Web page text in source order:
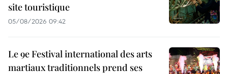
site touristique
05/08/2026 09:42
Le 9e Festival international des arts
martiaux traditionnels prend ses